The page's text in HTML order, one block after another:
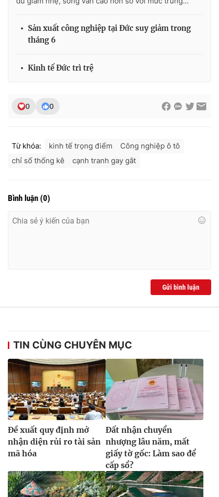
THỜI BÁO VTV
Giấy phép hoạt động báo in và báo điện tử số 483/GP-BTTTT
cấp ngày 29/12/2023
Nguyễn Trọng Ninh
Ðiện thoại Thời báo VTV:024.66 897 897
® Cấm sao chép dưới mọi hình thức nếu không có sự chấp
thuận bằng văn bản. Ghi rõ nguồn VTV.vn khi phát hành lại
thông tin từ website này.
Sản xuất công nghiệp tại Đức suy giảm trong
tháng 6
Kinh tế Đức trì trệ
0 0
Từ khóa: kinh tế trọng điểm
Công nghiệp ô tô
chỉ số thống kê
cạnh tranh gay gắt
Bình luận (0)
Gửi bình luận
TIN CÙNG CHUYÊN MỤC
Ðề xuất quy định mở
nhận diện rủi ro tài sản
mã hóa
Đất nhận chuyển
nhượng lâu năm, mất
giấy tờ gốc: Làm sao để
cấp sổ?